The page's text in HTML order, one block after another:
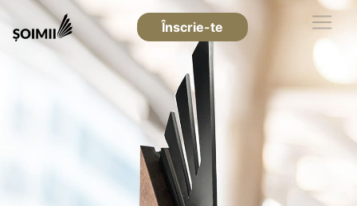
Înscrie-te